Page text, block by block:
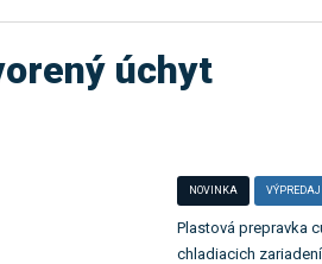
úchyt
NOVINKA VÝPREDAJ
Plastová prepravka
chladiacich zariadení.